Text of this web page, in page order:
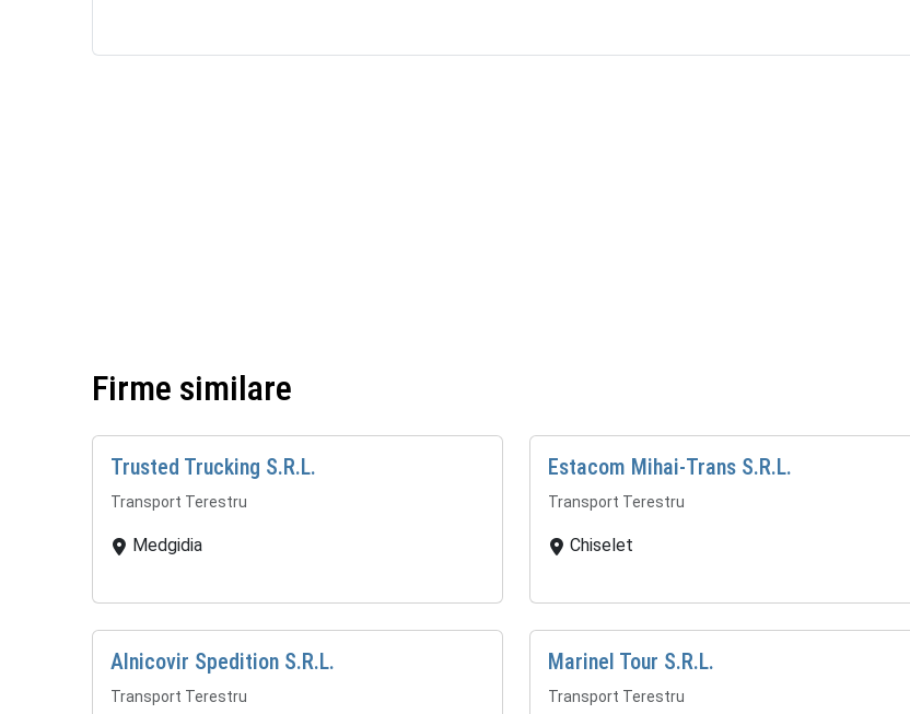
Firme similare
Trusted Trucking S.R.L.
Transport Terestru
Medgidia
Estacom Mihai-Trans S.R.L.
Transport Terestru
Chiselet
Alnicovir Spedition S.R.L.
Transport Terestru
Marinel Tour S.R.L.
Transport Terestru